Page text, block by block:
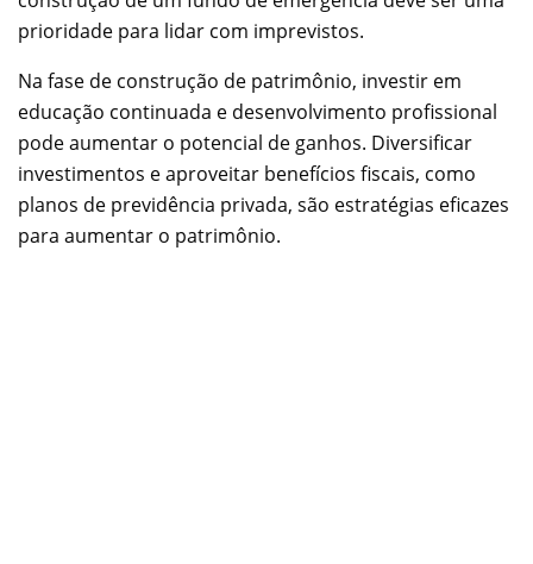
prioridade para lidar com imprevistos.
Na fase de construção de patrimônio, investir em
educação continuada e desenvolvimento profissional
pode aumentar o potencial de ganhos. Diversificar
investimentos e aproveitar benefícios fiscais, como
planos de previdência privada, são estratégias eficazes
para aumentar o patrimônio.